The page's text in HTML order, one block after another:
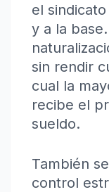
el
y a la
sin rendir
cual la
recibe el
sueldo.
También
control